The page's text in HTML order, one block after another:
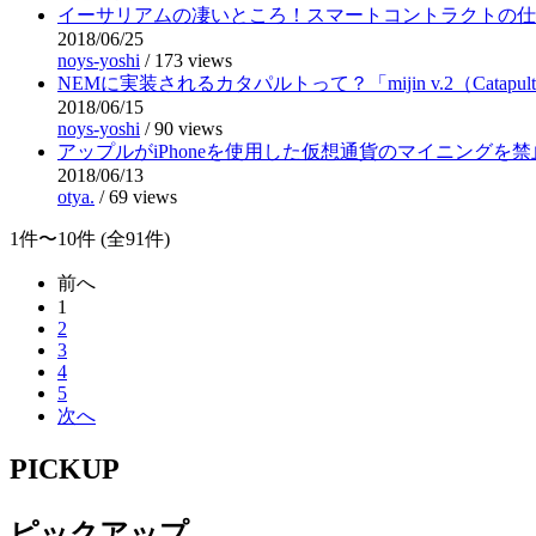
イーサリアムの凄いところ！スマートコントラクトの
2018/06/25
noys-yoshi / 173 views
NEMに実装されるカタパルトって？「mijin v.2（
2018/06/15
noys-yoshi /90 views
アップルがiPhoneを使用した仮想通貨のマイニングを禁
2018/06/13
otya. /69 views
1件〜10件 (全91件)
前へ
1
2
3
4
5
次へ
PICKUP